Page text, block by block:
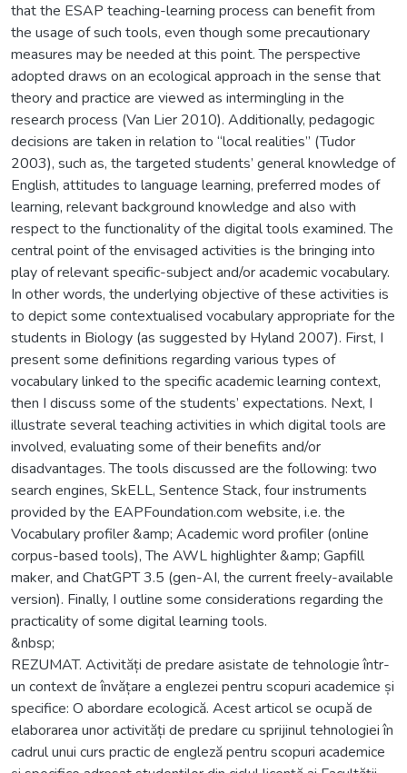
that the ESAP teaching-learning process can benefit from
the usage of such tools, even though some precautionary
measures may be needed at this point. The perspective
adopted draws on an ecological approach in the sense that
theory and practice are viewed as intermingling in the
research process (Van Lier 2010). Additionally, pedagogic
decisions are taken in relation to “local realities” (Tudor
2003), such as, the targeted students’ general knowledge of
English, attitudes to language learning, preferred modes of
learning, relevant background knowledge and also with
respect to the functionality of the digital tools examined. The
central point of the envisaged activities is the bringing into
play of relevant specific-subject and/or academic vocabulary.
In other words, the underlying objective of these activities is
to depict some contextualised vocabulary appropriate for the
students in Biology (as suggested by Hyland 2007). First, I
present some definitions regarding various types of
vocabulary linked to the specific academic learning context,
then I discuss some of the students’ expectations. Next, I
illustrate several teaching activities in which digital tools are
involved, evaluating some of their benefits and/or
disadvantages. The tools discussed are the following: two
search engines, SkELL, Sentence Stack, four instruments
provided by the EAPFoundation.com website, i.e. the
Vocabulary profiler &amp; Academic word profiler (online
corpus-based tools), The AWL highlighter &amp; Gapfill
maker, and ChatGPT 3.5 (gen-AI, the current freely-available
version). Finally, I outline some considerations regarding the
practicality of some digital learning tools.
&nbsp;
REZUMAT. Activități de predare asistate de tehnologie într-
un context de învățare a englezei pentru scopuri academice și
specifice: O abordare ecologică. Acest articol se ocupă de
elaborarea unor activități de predare cu sprijinul tehnologiei în
cadrul unui curs practic de engleză pentru scopuri academice